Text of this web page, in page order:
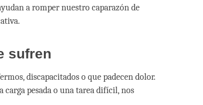
a romper nuestro caparazón de
sufren
discapacitados o que padecen dolor.
carga pesada o una tarea difícil, nos